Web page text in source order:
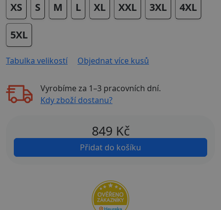
XS S M L XL XXL 3XL 4XL
5XL
Tabulka velikostí Objednat více kusů
Vyrobíme za 1–3 pracovních dní.
Kdy zboží dostanu?
849 Kč
Přidat do košíku